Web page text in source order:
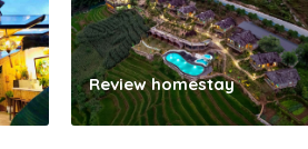
Review homestay